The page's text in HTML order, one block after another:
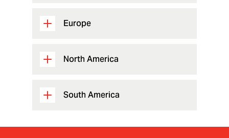
Europe
North America
South America